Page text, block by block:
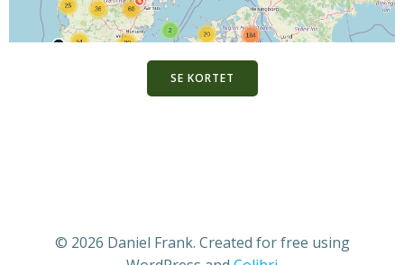
SE KORTET
© 2026 Daniel Frank. Created for free using